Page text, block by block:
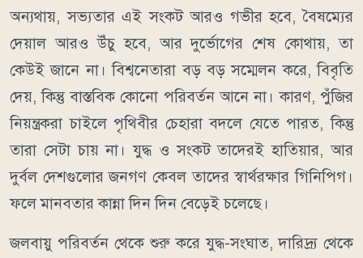
অন্যথায়, সভ্যতার এই সংকট আরও গভীর হবে, বৈষম্যের
দেয়াল আরও উঁচু হবে, আর দুর্ভোগের শেষ কোথায়, তা
কেউই জানে না। বিশ্বনেতারা বড় বড় সম্মেলন করে, বিবৃতি
দেয়, কিন্তু বাস্তবিক কোনো পরিবর্তন আনে না। কারণ, পুঁজির
নিয়ন্ত্রকরা চাইলে পৃথিবীর চেহারা বদলে যেতে পারত, কিন্তু
তারা সেটা চায় না। যুদ্ধ ও সংকট তাদেরই হাতিয়ার, আর
দুর্বল দেশগুলোর জনগণ কেবল তাদের স্বার্থরক্ষার গিনিপিগ।
ফলে মানবতার কান্না দিন দিন বেড়েই চলেছে।
জলবায়ু পরিবর্তন থেকে শুরু করে যুদ্ধ-সংঘাত, দারিদ্র্য থেকে